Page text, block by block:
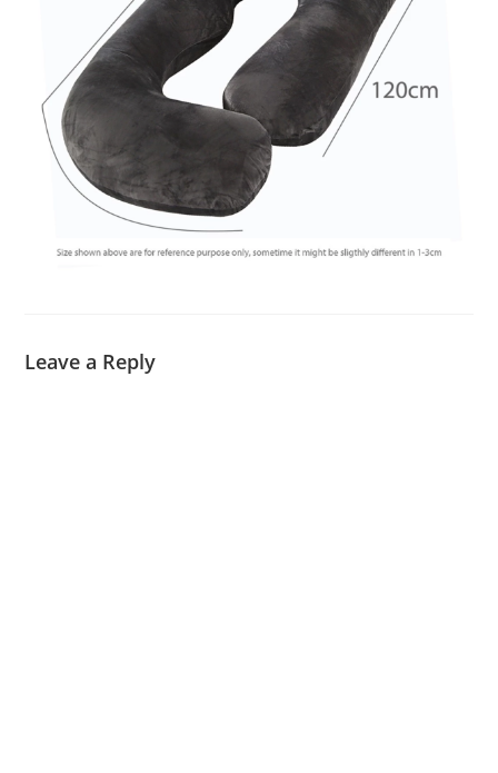
Leave a Reply